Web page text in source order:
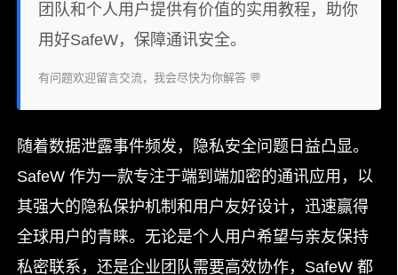
团队和个人用户提供有价值的实用教程，助你
用好SafeW，保障通讯安全。
有问题欢迎留言交流，我会尽快为你解答 💬
随着数据泄露事件频发，隐私安全问题日益凸显。
SafeW 作为一款专注于端到端加密的通讯应用，以
其强大的隐私保护机制和用户友好设计，迅速赢得
全球用户的青睐。无论是个人用户希望与亲友保持
私密联系，还是企业团队需要高效协作，SafeW 都